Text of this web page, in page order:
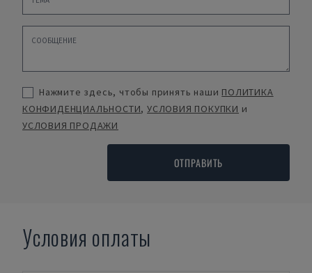
Нажмите здесь, чтобы принять наши ПОЛИТИКА
КОНФИДЕНЦИАЛЬНОСТИ,УСЛОВИЯ ПОКУПКИ и
УСЛОВИЯ ПРОДАЖИ
ОТПРАВИТЬ
Условия оплаты